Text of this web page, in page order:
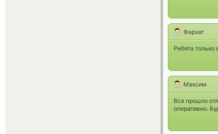
Фархат
Ребята
Максим
Все прошло
оперативно.